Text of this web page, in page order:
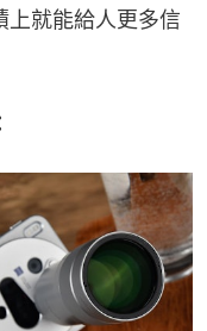
上就能給人更多信